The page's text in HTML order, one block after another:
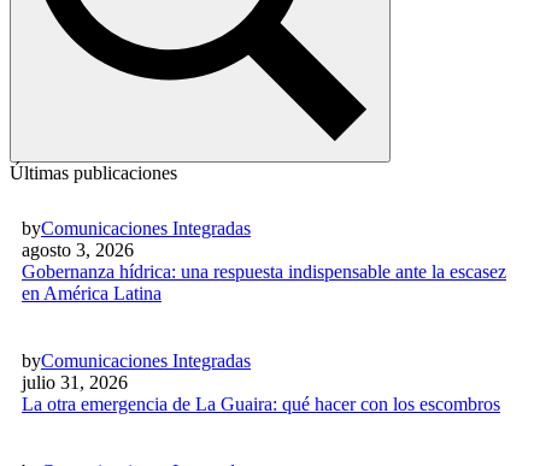
Últimas publicaciones
byComunicaciones Integradas
agosto 3, 2026
Gobernanza hídrica: una respuesta indispensable ante la escasez
en América Latina
byComunicaciones Integradas
julio 31, 2026
La otra emergencia de La Guaira: qué hacer con los escombros